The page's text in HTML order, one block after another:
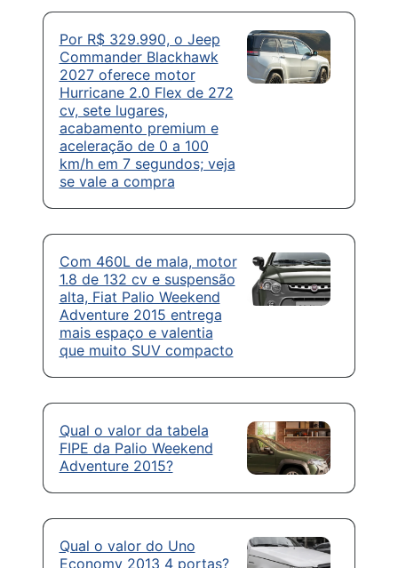
Por R$ 329.990, o Jeep
Commander Blackhawk
2027 oferece motor
Hurricane 2.0 Flex de 272
cv, sete lugares,
acabamento premium e
aceleração de 0 a 100
km/h em 7 segundos; veja
se vale a compra
Com 460L de mala, motor
1.8 de 132 cv e suspensão
alta, Fiat Palio Weekend
Adventure 2015 entrega
mais espaço e valentia
que muito SUV compacto
Qual o valor da tabela
FIPE da Palio Weekend
Adventure 2015?
Qual o valor do Uno
Economy 2013 4 portas?